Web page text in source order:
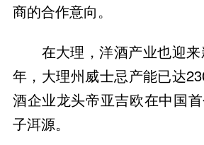
商的合作意向。
在大理，洋酒产业也迎
年，大理州威士忌产能已达
酒企业龙头帝亚吉欧在中国
子洱源。